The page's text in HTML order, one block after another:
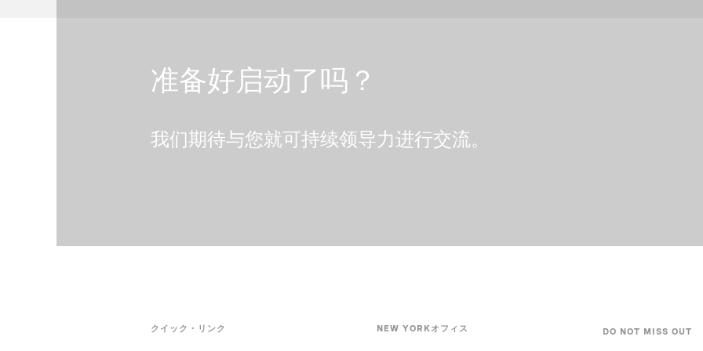
准备好启动了吗？
我们期待与您就可持续领导力进行交流。
クイック・リンク NEW YORKオフィス DO NOT MISS OUT